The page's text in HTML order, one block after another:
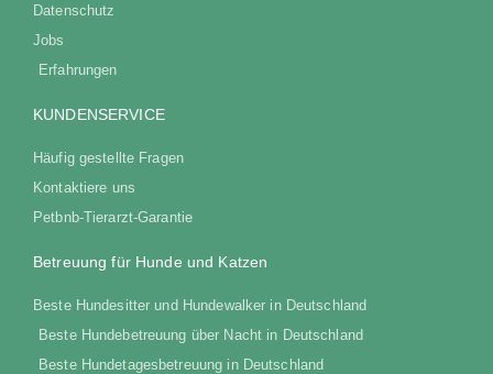
Datenschutz
Jobs
Erfahrungen
KUNDENSERVICE
Häufig gestellte Fragen
Kontaktiere uns
Petbnb-Tierarzt-Garantie
Betreuung für Hunde und Katzen
Beste Hundesitter und Hundewalker in Deutschland
Beste Hundebetreuung über Nacht in Deutschland
Beste Hundetagesbetreuung in Deutschland